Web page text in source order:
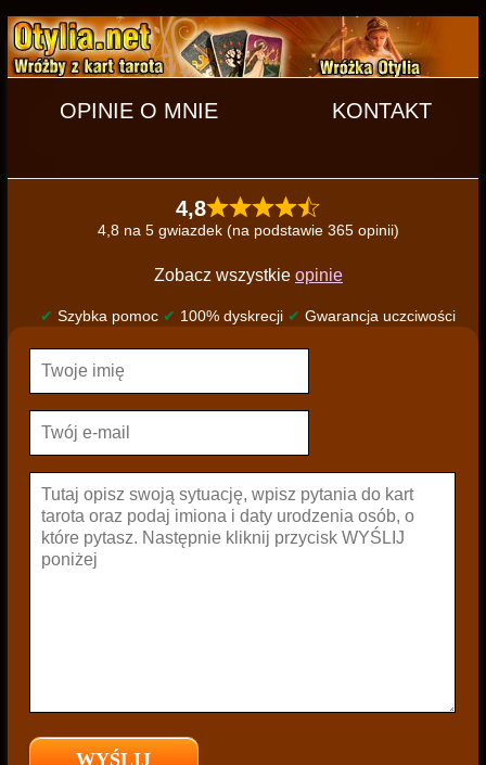
OPINIE O MNIE KONTAKT
4,8
4,8 na 5 gwiazdek (na podstawie 365 opinii)
Zobacz wszystkie opinie
✔ Szybka pomoc ✔ 100% dyskrecji ✔ Gwarancja uczciwości